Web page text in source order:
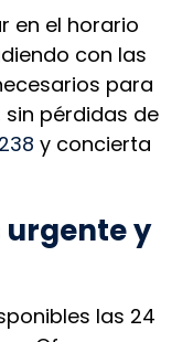
en el horario
con las
para
sin pérdidas de
y concierta
urgente y
las 24